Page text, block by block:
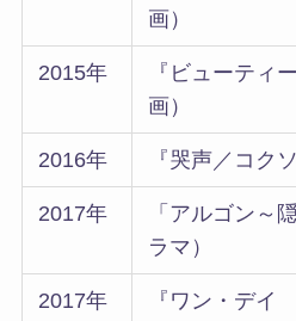
画）
2015年
『ビューティ
画）
2016年 『哭声／コク
2017年
「アルゴン～
ラマ）
2017年
『ワン・デイ